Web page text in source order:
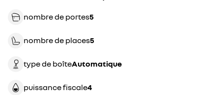
nombre de portes5
nombre de places5
type de boîte automatique
puissance fiscale4